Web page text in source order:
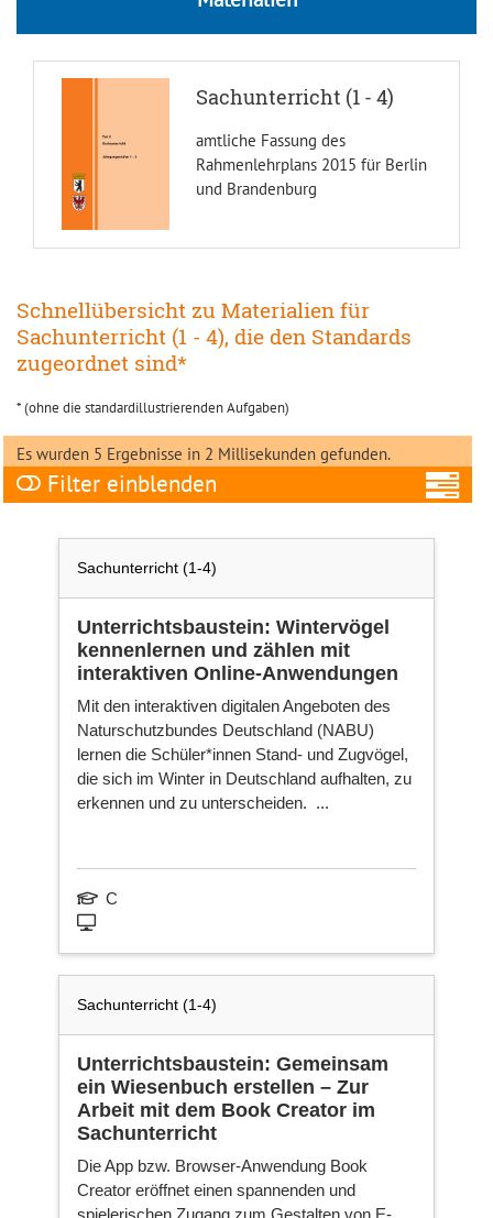
Sachunterricht (1 - 4)
amtliche Fassung des
Rahmenlehrplans 2015 für Berlin
und Brandenburg
Schnellübersicht zu Materialien für
Sachunterricht (1 - 4), die den Standards
zugeordnet sind*
* (ohne die standardillustrierenden Aufgaben)
Es wurden 5 Ergebnisse in 2 Millisekunden gefunden.
Filter
Sachunterricht (1-4)
Unterrichtsbaustein: Wintervögel
kennenlernen und zählen mit
interaktiven Online-Anwendungen
Mit den interaktiven digitalen Angeboten des
Naturschutzbundes Deutschland (NABU)
lernen die Schüler*innen Stand- und Zugvögel,
die sich im Winter in Deutschland aufhalten, zu
erkennen und zu unterscheiden. ...
C
Sachunterricht (1-4)
Unterrichtsbaustein: Gemeinsam
ein Wiesenbuch erstellen – Zur
Arbeit mit dem Book Creator im
Sachunterricht
Die App bzw. Browser-Anwendung Book
Creator eröffnet einen spannenden und
spielerischen Zugang zum Gestalten von E-